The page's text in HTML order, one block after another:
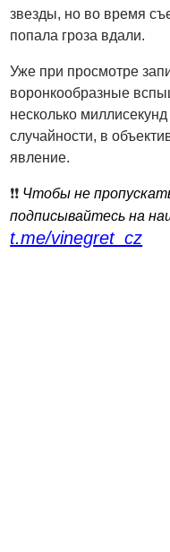
звезды, но во время
попала гроза вдали.
Уже при просмотре
воронкообразные
несколько
случайности, в
явление.
❗️❗️ Чтобы не
подписывайтесь на
t.me/vinegret_cz